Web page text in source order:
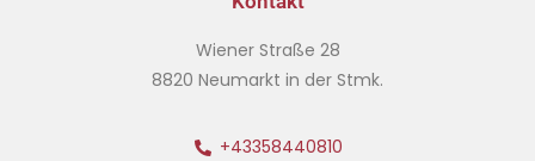
Wiener Straße 28
8820 Neumarkt in der Stmk.
+43358440810